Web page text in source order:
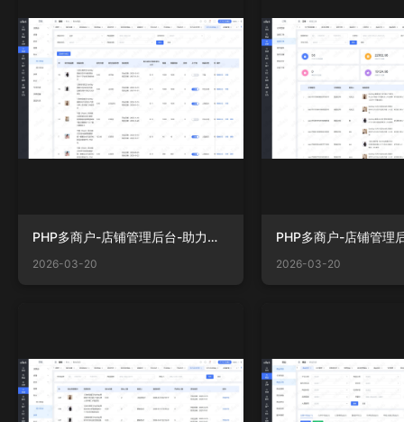
PHP多商户-店铺管理后台-助力商品.png
2026-03-20 2026-03-20